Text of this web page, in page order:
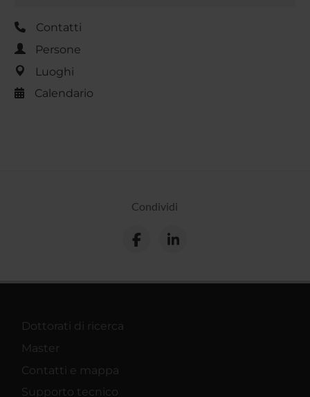
Contatti
Persone
Luoghi
Calendario
Condividi
Dottorati di ricerca
Master
Contatti e mappa
Supporto tecnico